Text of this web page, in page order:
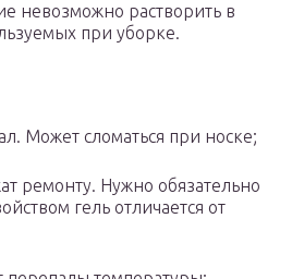
невозможно растворить в
при уборке.
Может сломаться при носке;
ремонту. Нужно обязательно
гель отличается от